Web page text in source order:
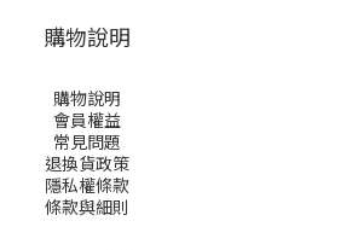
購物說明
購物說明
會員權益
常見問題
退換貨政策
隱私權條款
條款與細則